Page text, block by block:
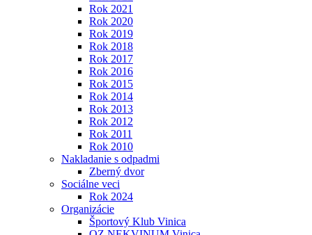
Rok 2021
Rok 2020
Rok 2019
Rok 2018
Rok 2017
Rok 2016
Rok 2015
Rok 2014
Rok 2013
Rok 2012
Rok 2011
Rok 2010
Nakladanie s odpadmi
Zberný dvor
Sociálne veci
Rok 2024
Organizácie
Športový Klub Vinica